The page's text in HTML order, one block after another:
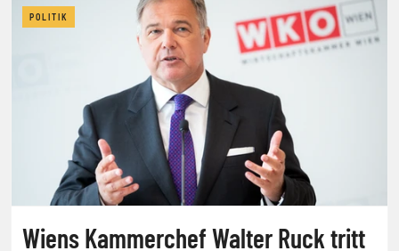
POLITIK
Wiens Kammerchef Walter Ruck tritt